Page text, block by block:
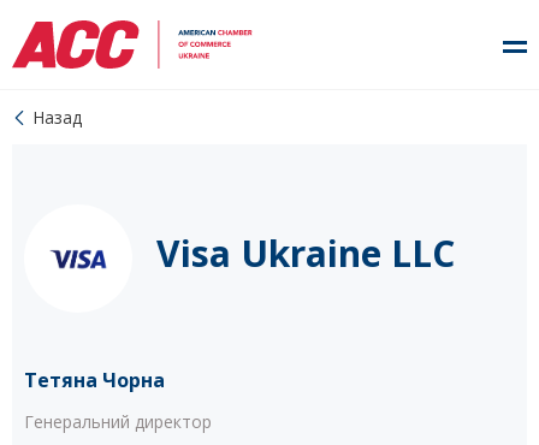
Назад
Visa Ukraine LLC
Тетяна Чорна
Генеральний директор